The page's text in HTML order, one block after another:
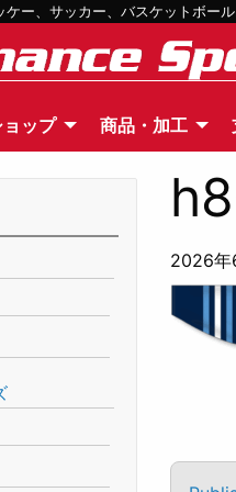
ー、サッカー、バスケットボー
ョップ 商品・加工
2026年